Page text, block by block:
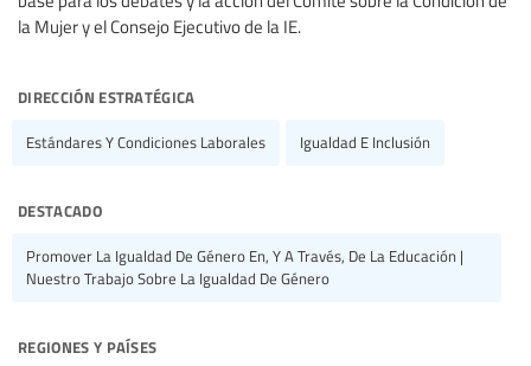
la Mujer y el Consejo Ejecutivo de la IE.
dirección estratégica
Estándares Y Condiciones Laborales Igualdad E Inclusión
destacado
Promover La Igualdad De Género En, Y A Través, De La Educación |
Nuestro Trabajo Sobre La Igualdad De Género
regiones y países